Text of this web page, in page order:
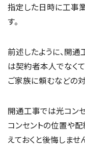
指定した日時に工事
す。
前述したように、開
は契約者本人でなく
ご家族に頼むなどの対
開通工事では光コン
コンセントの位置や
えておくと後悔しませ